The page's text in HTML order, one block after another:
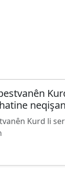
Kurd li